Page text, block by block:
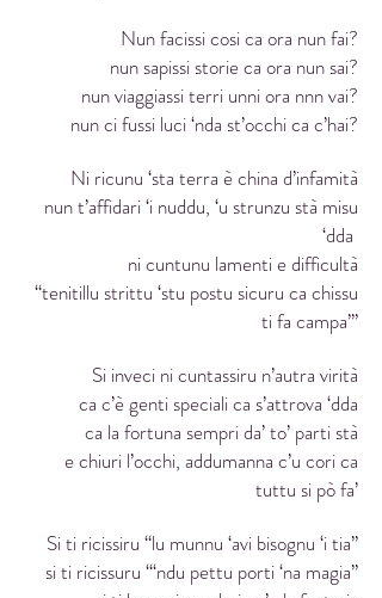
Nun facissi cosi ca ora nun fai?
nun sapissi storie ca ora nun sai?
nun viaggiassi terri unni ora nnn vai?
nun ci fussi luci ‘nda st’occhi ca c’hai?
Ni ricunu ‘sta terra è china d’infamità
nun t’affidari ‘i nuddu, ‘u strunzu stà misu
‘dda
ni cuntunu lamenti e difficultà
“tenitillu strittu ‘stu postu sicuru ca chissu
ti fa campa’”
Si inveci ni cuntassiru n’autra virità
ca c’è genti speciali ca s’attrova ‘dda
ca la fortuna sempri da’ to’ parti stà
e chiuri l’occhi, addumanna c’u cori ca
tuttu si pò fa’
Si ti ricissiru “lu munnu ‘avi bisognu ‘i tia”
si ti ricissuru “‘ndu pettu porti ‘na magia”